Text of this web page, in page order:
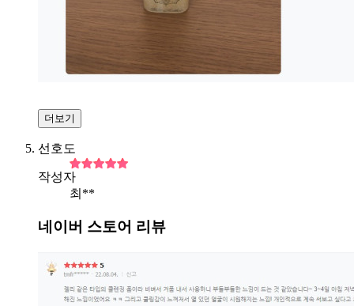
더보기
선호도
작성자
최**
네이버 스토어 리뷰